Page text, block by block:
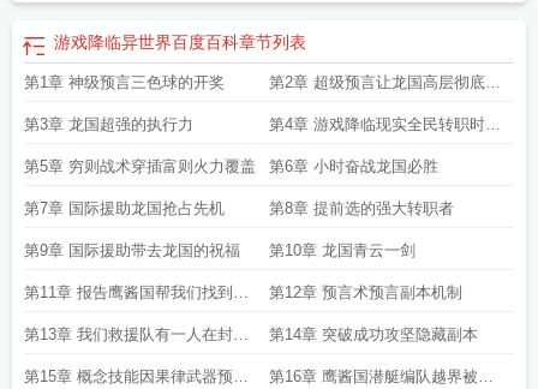
游戏降临异世界百度百科章节列表
第1章 神级预言三色球的开奖 第2章 超级预言让龙国高层彻底相
信
第3章 龙国超强的执行力 第4章 游戏降临现实全民转职时代
开启
第5章 穷则战术穿插富则火力覆盖 第6章 小时奋战龙国必胜
第7章 国际援助龙国抢占先机 第8章 提前选的强大转职者
第9章 国际援助带去龙国的祝福 第10章 龙国青云一剑
第11章 报告鹰酱国帮我们找到了
一处隐藏副本
第12章 预言术预言副本机制
第13章 我们救援队有一人在封锁
区走丢
第14章 突破成功攻坚隐藏副本
第15章 概念技能因果律武器预言 第16章 鹰酱国潜艇编队越界被击